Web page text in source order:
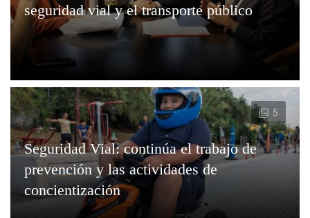
seguridad vial y el transporte público
Seguridad Vial: continúa el trabajo de
prevención y las actividades de
concientización
5